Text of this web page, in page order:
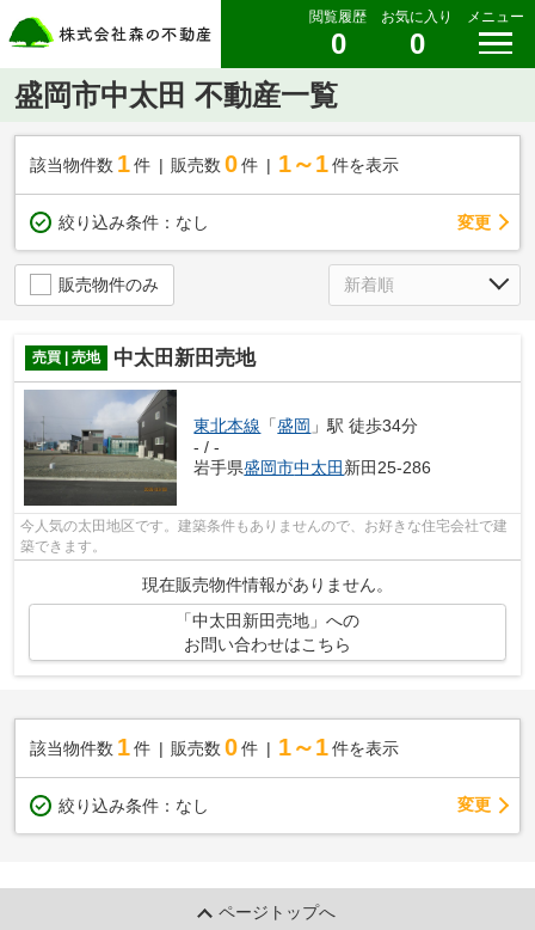
閲覧履歴
0
お気に入り
0
メニュー
盛岡市中太田 不動産一覧
該当物件数 1件 販売数 0 件 1～1 件を表示
絞り込み条件： なし 変更
販売物件のみ
売買 | 売地 中太田新田売地
東北本線 「盛岡 」駅 徒歩34分
- / -
岩手県盛岡市中太田 新田25-286
今人気の太田地区です。建築条件もありませんので、お好きな住宅会社で建
築できます。
現在販売物件情報がありません。
「中太田新田売地」への
お問い合わせはこちら
該当物件数 1件 販売数 0 件 1～1 件を表示
絞り込み条件： なし 変更
ページトップへ